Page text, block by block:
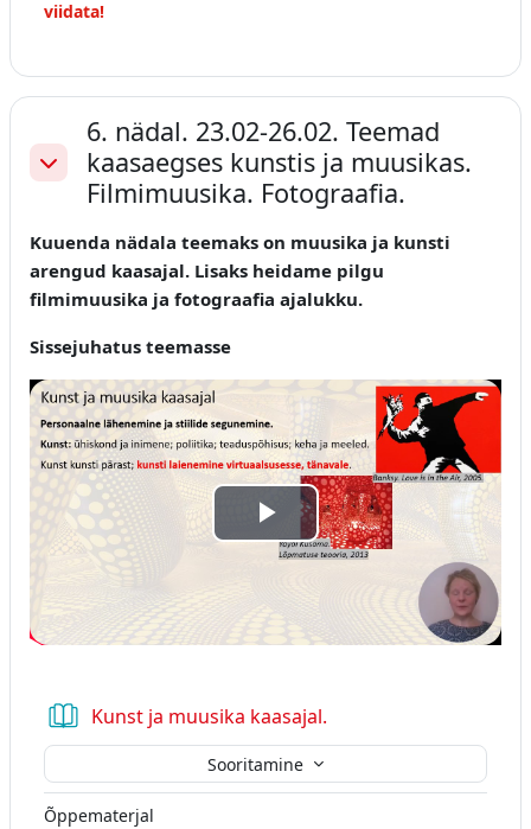
viidata!
Ahenda
6. nädal. 23.02-26.02. Teemad
kaasaegses kunstis ja muusikas.
Filmimuusika. Fotograafia.
Kuuenda nädala teemaks on muusika ja kunsti
arengud kaasajal. Lisaks heidame pilgu
filmimuusika ja fotograafia ajalukku.
Sissejuhatus teemasse
Esita
Kunst ja muusika kaasajal.
Sooritamine
Õppematerjal